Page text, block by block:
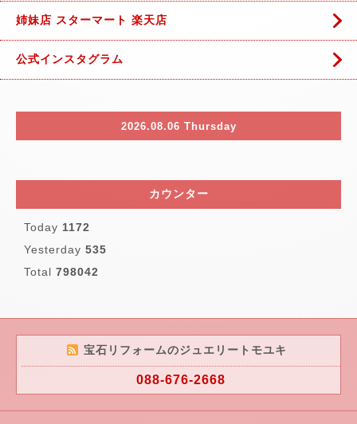
姉妹店 スターマート 楽天店
公式インスタグラム
2026.08.06 Thursday
カウンター
Today 1172
Yesterday 535
Total 798042
宝石リフォームのジュエリートモユキ
088-676-2668